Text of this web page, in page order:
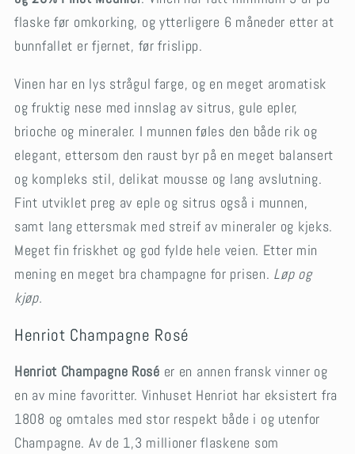
flaske før omkorking, og ytterligere 6 måneder etter at
bunnfallet er fjernet, før frislipp.
Vinen har en lys strågul farge, og en meget aromatisk
og fruktig nese med innslag av sitrus, gule epler,
brioche og mineraler. I munnen føles den både rik og
elegant, ettersom den raust byr på en meget balansert
og kompleks stil, delikat mousse og lang avslutning.
Fint utviklet preg av eple og sitrus også i munnen,
samt lang ettersmak med streif av mineraler og kjeks.
Meget fin friskhet og god fylde hele veien. Etter min
mening en meget bra champagne for prisen. Løp og
kjøp.
Henriot Champagne Rosé
Henriot Champagne Rosé er en annen fransk vinner og
en av mine favoritter. Vinhuset Henriot har eksistert fra
1808 og omtales med stor respekt både i og utenfor
Champagne. Av de 1,3 millioner flaskene som